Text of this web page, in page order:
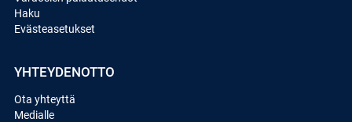
Haku
Evästeasetukset
YHTEYDENOTTO
Ota yhteyttä
Medialle